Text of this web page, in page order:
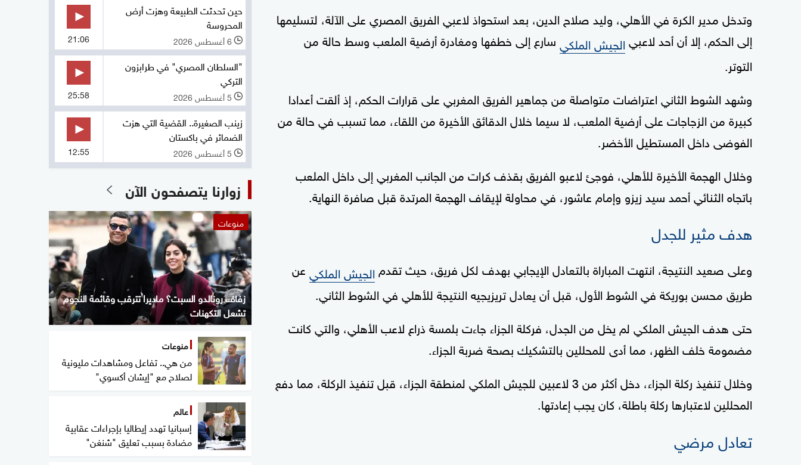
وتدخل مدير الكرة في الأهلي، وليد صلاح الدين، بعد استحواذ لاعبي الفريق المصري على الآلة، لتسليمها
إلى الحكم، إلا أن أحد لاعبي الجيش الملكي سارع إلى خطفها ومغادرة أرضية الملعب وسط حالة من
التوتر.
وشهد الشوط الثاني اعتراضات متواصلة من جماهير الفريق المغربي على قرارات الحكم، إذ ألقت أعدادا
كبيرة من الزجاجات على أرضية الملعب، لا سيما خلال الدقائق الأخيرة من اللقاء، مما تسبب في حالة من
الفوضى داخل المستطيل الأخضر.
وخلال الهجمة الأخيرة للأهلي، فوجئ لاعبو الفريق بقذف كرات من الجانب المغربي إلى داخل الملعب
باتجاه الثنائي أحمد سيد زيزو وإمام عاشور، في محاولة لإيقاف الهجمة المرتدة قبل صافرة النهاية.
هدف مثير للجدل
وعلى صعيد النتيجة، انتهت المباراة بالتعادل الإيجابي بهدف لكل فريق، حيث تقدم الجيش الملكي عن
طريق محسن بوريكة في الشوط الأول، قبل أن يعادل تريزيجيه النتيجة للأهلي في الشوط الثاني.
حتى هدف الجيش الملكي لم يخل من الجدل، فركلة الجزاء جاءت بلمسة ذراع لاعب الأهلي، والتي كانت
مضمومة خلف الظهر، مما أدى للمحللين بالتشكيك بصحة ضربة الجزاء.
وخلال تنفيذ ركلة الجزاء، دخل أكثر من 3 لاعبين للجيش الملكي لمنطقة الجزاء، قبل تنفيذ الركلة، مما دفع
المحللين لاعتبارها ركلة باطلة، كان يجب إعادتها.
تعادل مرضي
حين تحدثت الطبيعة وهزت أرض
المحروسة
l 6 أغسطس 2026 21:06
"السلطان المصري" في طرابزون
التركي
l 5 أغسطس 2026 25:58
زينب الصغيرة.. القضية التي هزت
الضمائر في باكستان
l 5 أغسطس 2026 12:55
زوارنا يتصفحون الآن
منوعات
زفاف رونالدو السبت؟ ماديرا تترقب وقائمة النجوم
تشعل التكهنات
منوعات
من هي.. تفاعل ومشاهدات مليونية
لصلاح مع "إيشان أكسوي"
عالم
إسبانيا تهدد إيطاليا بإجراءات عقابية
مضادة بسبب تعليق "شنغن"